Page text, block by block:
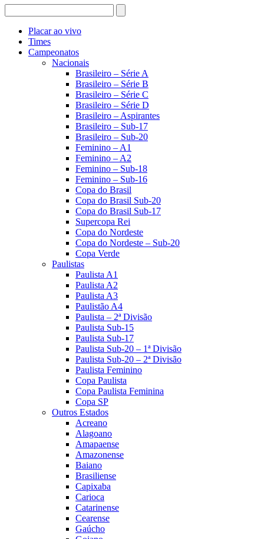
Placar ao vivo
Times
Campeonatos
Nacionais
Brasileiro – Série A
Brasileiro – Série B
Brasileiro – Série C
Brasileiro – Série D
Brasileiro – Aspirantes
Brasileiro – Sub-17
Brasileiro – Sub-20
Feminino – A1
Feminino – A2
Feminino – Sub-18
Feminino – Sub-16
Copa do Brasil
Copa do Brasil Sub-20
Copa do Brasil Sub-17
Supercopa Rei
Copa do Nordeste
Copa do Nordeste – Sub-20
Copa Verde
Paulistas
Paulista A1
Paulista A2
Paulista A3
Paulistão A4
Paulista – 2ª Divisão
Paulista Sub-15
Paulista Sub-17
Paulista Sub-20 – 1ª Divisão
Paulista Sub-20 – 2ª Divisão
Paulista Feminino
Copa Paulista
Copa Paulista Feminina
Copa SP
Outros Estados
Acreano
Alagoano
Amapaense
Amazonense
Baiano
Brasiliense
Capixaba
Carioca
Catarinense
Cearense
Gaúcho